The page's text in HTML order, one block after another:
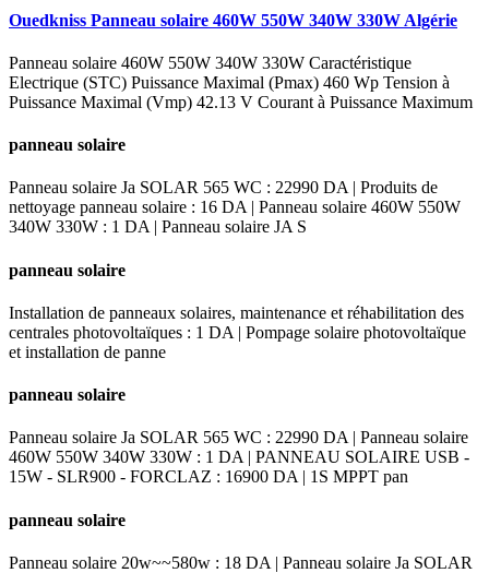
Ouedkniss Panneau solaire 460W 550W 340W 330W Algérie
Panneau solaire 460W 550W 340W 330W Caractéristique
Electrique (STC) Puissance Maximal (Pmax) 460 Wp Tension à
Puissance Maximal (Vmp) 42.13 V Courant à Puissance Maximum
panneau solaire
Panneau solaire Ja SOLAR 565 WC : 22990 DA | Produits de
nettoyage panneau solaire : 16 DA | Panneau solaire 460W 550W
340W 330W : 1 DA | Panneau solaire JA S
panneau solaire
Installation de panneaux solaires, maintenance et réhabilitation des
centrales photovoltaïques : 1 DA | Pompage solaire photovoltaïque
et installation de panne
panneau solaire
Panneau solaire Ja SOLAR 565 WC : 22990 DA | Panneau solaire
460W 550W 340W 330W : 1 DA | PANNEAU SOLAIRE USB -
15W - SLR900 - FORCLAZ : 16900 DA | 1S MPPT pan
panneau solaire
Panneau solaire 20w~~580w : 18 DA | Panneau solaire Ja SOLAR